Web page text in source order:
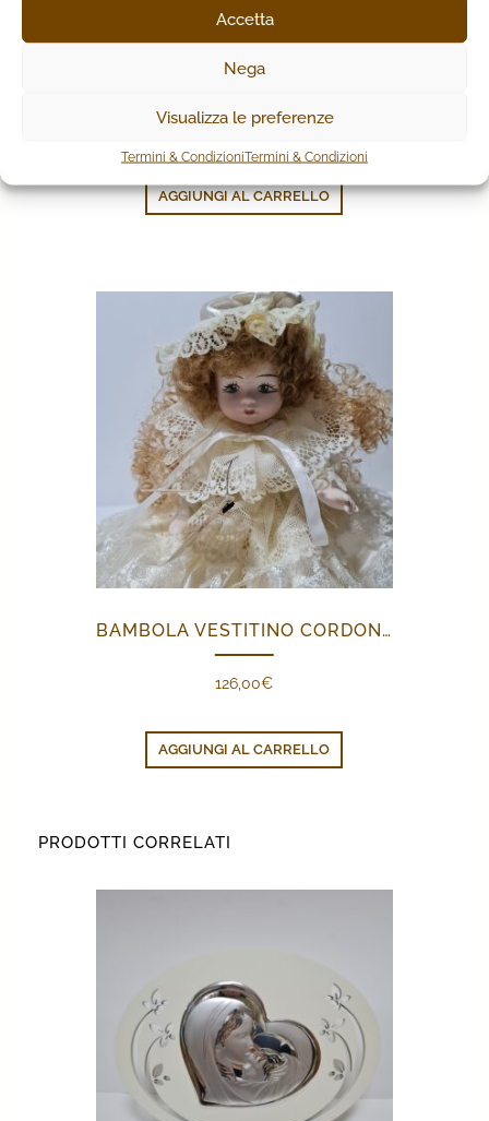
Accetta
Nega
Visualizza le preferenze
Termini & CondizioniTermini & Condizioni
126,00
AGGIUNGI AL CARRELLO
BAMBOLA VESTITINO CORDONCINO BEIGE
126,00€
AGGIUNGI AL CARRELLO
PRODOTTI CORRELATI